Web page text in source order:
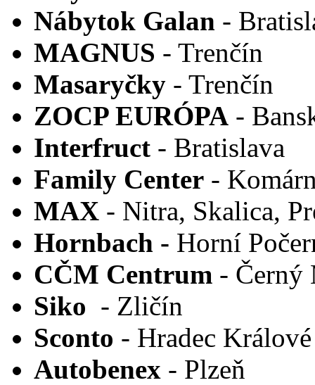
Nábytok Galan -
MAGNUS - Trenčín
Masaryčky - Trenčín
ZOCP EURÓPA -
Interfruct - Bratislava
Family Center -
MAX - Nitra, Skalica,
Hornbach - Horní
CČM Centrum - Černý
Siko - Zličín
Sconto - Hradec Králové
Autobenex - Plzeň